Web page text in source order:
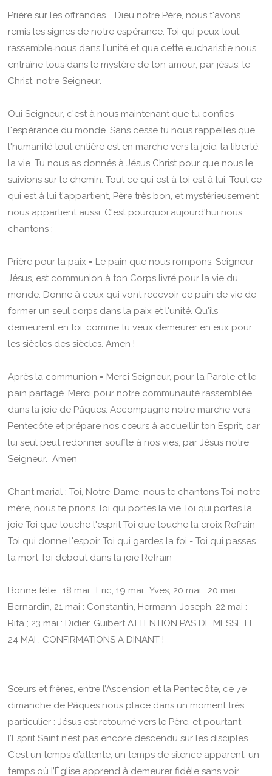
Prière sur les offrandes = Dieu notre Père, nous t'avons
remis les signes de notre espérance. Toi qui peux tout,
rassemble‑nous dans l'unité et que cette eucharistie nous
entraîne tous dans le mystère de ton amour, par jésus, le
Christ, notre Seigneur.
Oui Seigneur, c'est à nous maintenant que tu confies
l'espérance du monde. Sans cesse tu nous rappelles que
l'humanité tout entière est en marche vers la joie, la liberté,
la vie. Tu nous as donnés à Jésus Christ pour que nous le
suivions sur le chemin. Tout ce qui est à toi est à lui. Tout ce
qui est à lui t'appartient, Père très bon, et mystérieusement
nous appartient aussi. C'est pourquoi aujourd'hui nous
chantons :
Prière pour la paix = Le pain que nous rompons, Seigneur
Jésus, est communion à ton Corps livré pour la vie du
monde. Donne à ceux qui vont recevoir ce pain de vie de
former un seul corps dans la paix et l'unité. Qu'ils
demeurent en toi, comme tu veux demeurer en eux pour
les siècles des siècles. Amen !
Après la communion = Merci Seigneur, pour la Parole et le
pain partagé. Merci pour notre communauté rassemblée
dans la joie de Pâques. Accompagne notre marche vers
Pentecôte et prépare nos cœurs à accueillir ton Esprit, car
lui seul peut redonner souffle à nos vies, par Jésus notre
Seigneur. Amen
Chant marial : Toi, Notre-Dame, nous te chantons Toi, notre
mère, nous te prions Toi qui portes la vie Toi qui portes la
joie Toi que touche l'esprit Toi que touche la croix Refrain –
Toi qui donne l'espoir Toi qui gardes la foi - Toi qui passes
la mort Toi debout dans la joie Refrain
Bonne fête : 18 mai : Eric, 19 mai : Yves, 20 mai : 20 mai :
Bernardin, 21 mai : Constantin, Hermann-Joseph, 22 mai :
Rita ; 23 mai : Didier, Guibert ATTENTION PAS DE MESSE LE
24 MAI : CONFIRMATIONS A DINANT !
Sœurs et frères, entre l’Ascension et la Pentecôte, ce 7e
dimanche de Pâques nous place dans un moment très
particulier : Jésus est retourné vers le Père, et pourtant
l’Esprit Saint n’est pas encore descendu sur les disciples.
C’est un temps d’attente, un temps de silence apparent, un
temps où l’Église apprend à demeurer fidèle sans voir